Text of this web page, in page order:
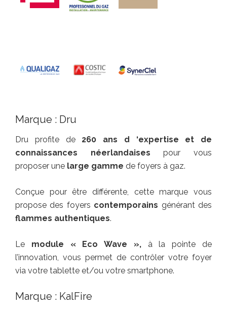
Marque : Dru
Dru profite de 260 ans d ‘expertise et de
connaissances néerlandaises pour vous
proposer une large gamme de foyers à gaz.
Conçue pour être différente, cette marque vous
propose des foyers contemporains générant des
flammes authentiques.
Le module « Eco Wave », à la pointe de
l’innovation, vous permet de contrôler votre foyer
via votre tablette et/ou votre smartphone.
Marque : KalFire